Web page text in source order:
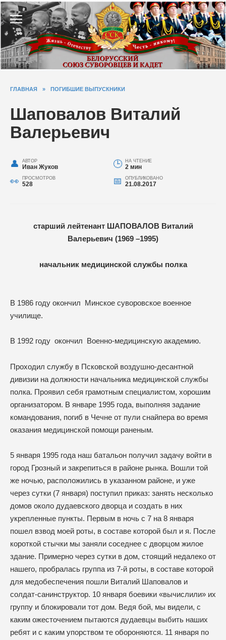
Перейти
к
содержанию
ГЛАВНАЯ » ПОГИБШИЕ ВЫПУСКНИКИ
Шаповалов Виталий
Валерьевич
АВТОР
Иван Жуков
НА ЧТЕНИЕ
2 мин
ПРОСМОТРОВ
528
ОПУБЛИКОВАНО
21.08.2017
старший лейтенант ШАПОВАЛОВВиталий
Валерьевич (1969 –1995)
начальник медицинской службы полка
В 1986 году окончил Минское суворовское военное
училище.
В 1992 году окончил Военно-медицинскую академию.
Проходил службу в Псковской воздушно-десантной
дивизии на должности начальника медицинской службы
полка. Проявил себя грамотным специалистом, хорошим
организатором. В январе 1995 года, выполняя задание
командования, погиб в Чечне от пули снайпера во время
оказания медицинской помощи раненым.
5 января 1995 года наш батальон получил задачу войти в
город Грозный и закрепиться в районе рынка. Вошли той
же ночью, расположились в указанном районе, и уже
через сутки (7 января) поступил приказ: занять несколько
домов около дудаевского дворца и создать в них
укрепленные пункты. Первым в ночь с 7 на 8 января
пошел взвод моей роты, в составе которой был и я. После
короткой стычки мы заняли соседнее с дворцом жилое
здание. Примерно через сутки в дом, стоящий недалеко от
нашего, пробралась группа из 7-й роты, в составе которой
для медобеспечения пошли Виталий Шаповалов и
солдат-санинструктор. 10 января боевики «вычислили» их
группу и блокировали тот дом. Ведя бой, мы видели, с
каким ожесточением пытаются дудаевцы выбить наших
ребят и с каким упорством те обороняются. 11 января по